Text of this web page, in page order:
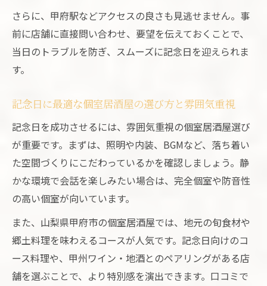
さらに、甲府駅などアクセスの良さも見逃せません。事
前に店舗に直接問い合わせ、要望を伝えておくことで、
当日のトラブルを防ぎ、スムーズに記念日を迎えられま
す。
記念日に最適な個室居酒屋の選び方と雰囲気重視
記念日を成功させるには、雰囲気重視の個室居酒屋選び
が重要です。まずは、照明や内装、BGMなど、落ち着い
た空間づくりにこだわっているかを確認しましょう。静
かな環境で会話を楽しみたい場合は、完全個室や防音性
の高い個室が向いています。
また、山梨県甲府市の個室居酒屋では、地元の旬食材や
郷土料理を味わえるコースが人気です。記念日向けのコ
ース料理や、甲州ワイン・地酒とのペアリングがある店
舗を選ぶことで、より特別感を演出できます。口コミで